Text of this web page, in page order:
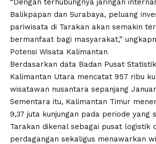
“Dengan terhubungnya jaringan
Balikpapan dan Surabaya, peluang
pariwisata di Tarakan akan semakin
bermanfaat bagi masyarakat,”
Potensi Wisata Kalimantan
Berdasarkan data Badan Pusat Statistik
Kalimantan Utara mencatat 957 ribu
wisatawan nusantara sepanjang
Sementara itu, Kalimantan Timur
9,37 juta kunjungan pada periode yang
Tarakan dikenal sebagai pusat logistik
perdagangan sekaligus menawarkan